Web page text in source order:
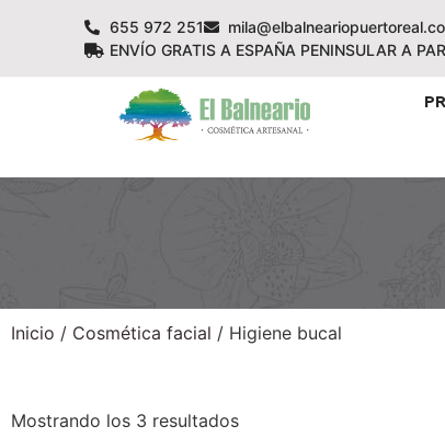
655 972 251
ENVÍO GRATIS A ESPAÑA PENINSULAR A
Inicio / Cosmética facial / Higiene bucal
Mostrando los 3 resultados